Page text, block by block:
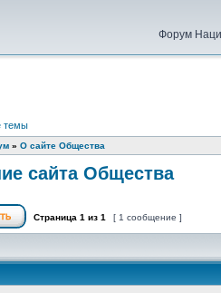
Форум
темы
» О сайте Общества
сайта Общества
Страница 1 из 1 [ 1 сообщение ]